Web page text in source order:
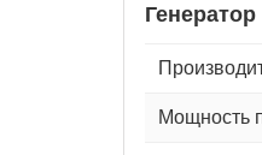
Мощность